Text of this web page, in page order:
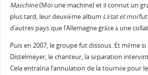
Maschine(Moi une machine) et il connut un
plus tard, leur deuxième album L’état et moifut
d’autres pays que l’Allemagne grâce à une
Puis en 2007, le groupe fut dissous. Et même
Distelmeyer, le chanteur, la séparation
Cela entraîna l’annulation de la tournée pour